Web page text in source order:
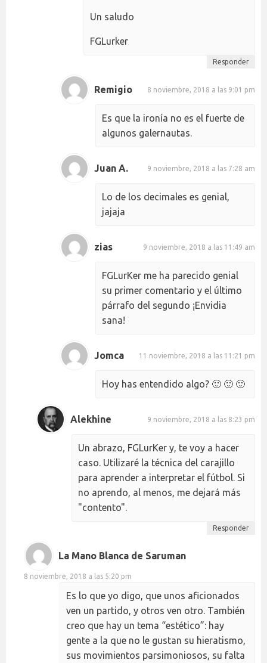
Un saludo
FGLurker
Responder
Remigio 8 noviembre, 2018 a las 9:01 pm
Es que la ironía no es el fuerte de
algunos galernautas.
Juan A. 9 noviembre, 2018 a las 7:28 am
Lo de los decimales es genial,
jajaja
zias 9 noviembre, 2018 a las 11:49 am
FGLurKer me ha parecido genial
su primer comentario y el último
párrafo del segundo ¡Envidia
sana!
Jomca 11 noviembre, 2018 a las 11:21 pm
Hoy has entendido algo? 🙂 🙂 🙂
Alekhine 9 noviembre, 2018 a las 8:23 pm
Un abrazo, FGLurKer y, te voy a hacer
caso. Utilizaré la técnica del carajillo
para aprender a interpretar el fútbol. Si
no aprendo, al menos, me dejará más
"contento".
Responder
La Mano Blanca de Saruman
8 noviembre, 2018 a las 5:20 pm
Es lo que yo digo, que unos aficionados
ven un partido, y otros ven otro. También
creo que hay un tema “estético”: hay
gente a la que no le gustan su hieratismo,
sus movimientos parsimoniosos, su falta